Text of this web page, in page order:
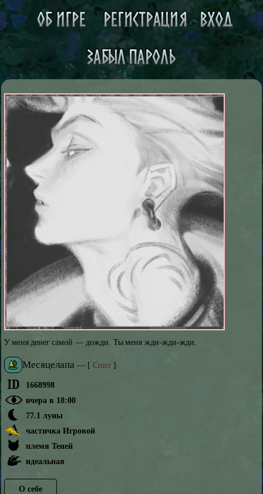
У меня денег самой — дожди. Ты меня жди-жди-жди.
Месяцелапа — [ Спит]
1668998
вчера в 18:00
77.1 луны
частичка Игровой
племя Теней
идеальная
О себе